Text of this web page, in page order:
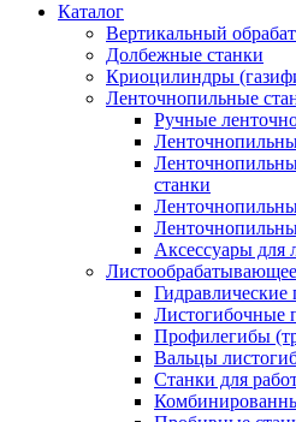
Каталог
Вертикальный
Долбежные станки
Криоцилиндры
Ленточнопильные
Ручные
станки
Аксессуары для
Листогибочные
Профилегибы
Вальцы
Станки для